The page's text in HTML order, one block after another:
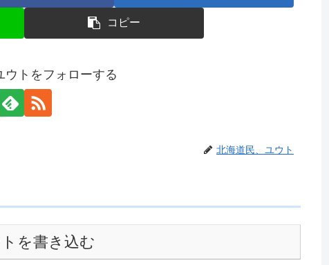
コピー
ウトをフォローする
北海道民、ユウト
を書き込む